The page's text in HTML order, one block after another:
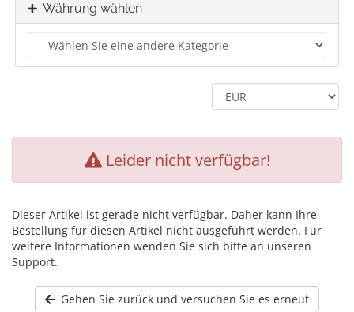
Währung wählen
Leider nicht verfügbar!
Dieser Artikel ist gerade nicht verfügbar. Daher kann Ihre
Bestellung für diesen Artikel nicht ausgeführt werden. Für
weitere Informationen wenden Sie sich bitte an unseren
Support.
Gehen Sie zurück und versuchen Sie es erneut